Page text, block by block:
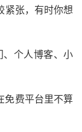
紧张，有时你想
个人博客、小
免费平台里不算